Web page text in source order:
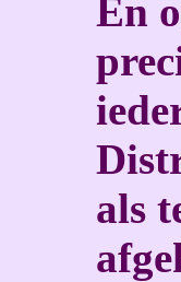
En
als